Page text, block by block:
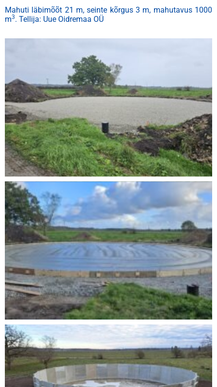
Mahuti läbimõõt 21 m, seinte kõrgus 3 m, mahutavus 1000
m3. Tellija: Uue Oidremaa OÜ